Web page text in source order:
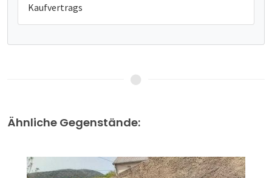
Kaufvertrags
Ähnliche Gegenstände: